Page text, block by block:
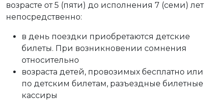
возрасте от 5 (пяти) до исполнения 7 (семи) лет
непосредственно:
в день поездки приобретаются детские
билеты. При возникновении сомнения
относительно
возраста детей, провозимых бесплатно или
по детским билетам, разъездные билетные
кассиры